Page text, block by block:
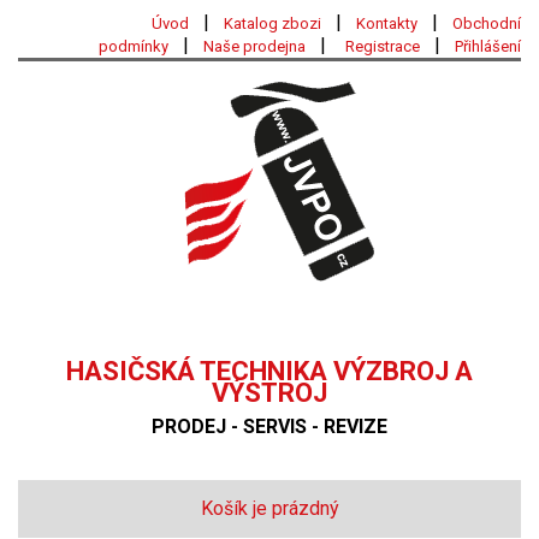
Úvod | Katalog zbozi | Kontakty |
Obchodní
podmínky
| Naše prodejna | Registrace | Přihlášení
HASIČSKÁ TECHNIKA VÝZBROJ A
VÝSTROJ
PRODEJ - SERVIS - REVIZE
Košík je prázdný